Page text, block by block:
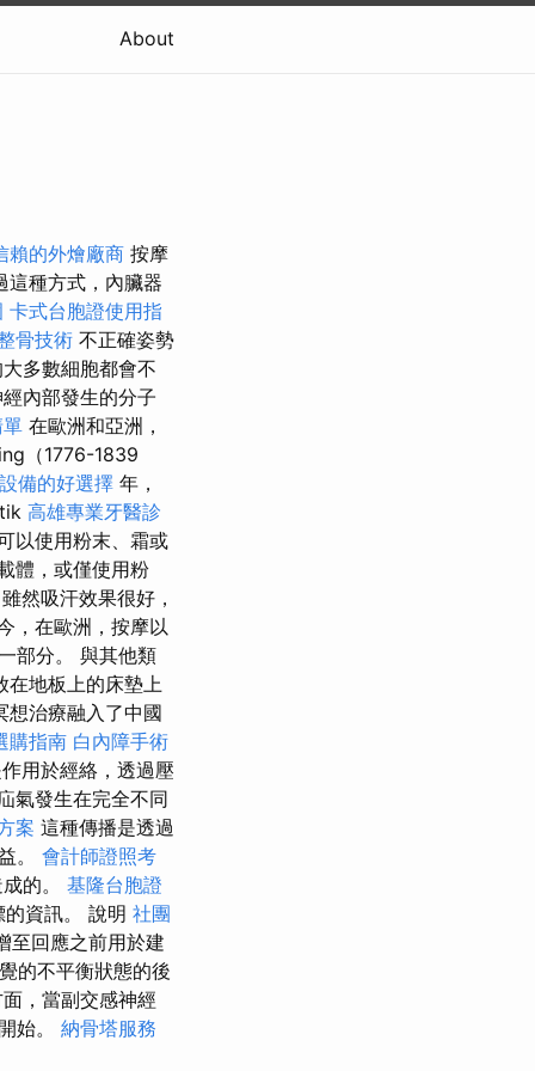
About
賴的外燴廠商 按摩
這種方式，內臟器
卡式台胞證使用指
骨技術 不正確姿勢
多數細胞都會不
內部發生的分子
在歐洲和亞洲，
（1776-1839
備的好選擇 年，
高雄專業牙醫診
以使用粉末、霜或
體，或僅使用粉
雖然吸汗效果很好，
，在歐洲，按摩以
部分。 與其他類
在地板上的床墊上
想治療融入了中國
購指南 白內障手術
用於經絡，透過壓
氣發生在完全不同
案 這種傳播是透過
。 會計師證照考
的。 基隆台胞證
資訊。 說明 社團
至回應之前用於建
的不平衡狀態的後
，當副交感神經
始。 納骨塔服務